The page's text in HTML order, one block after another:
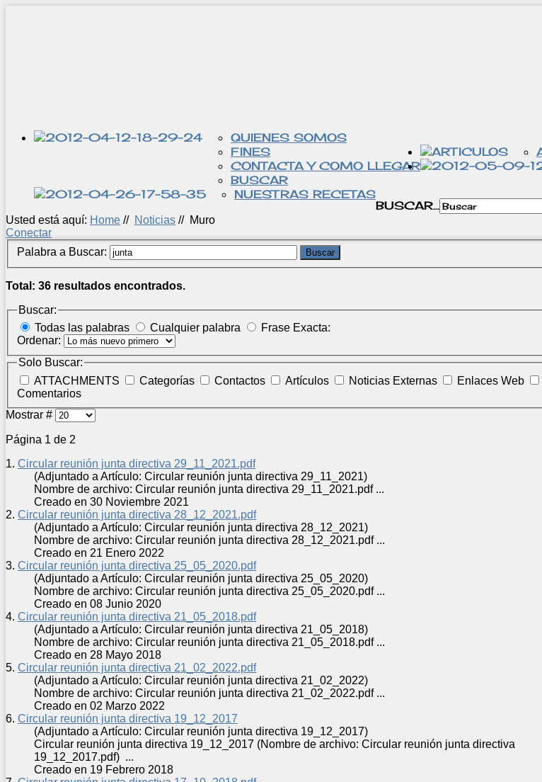
QUIENES SOMOS
FINES
CONTACTA Y COMO LLEGAR
BUSCAR
NUESTRAS RECETAS
BUSCAR...
Usted está aquí: Home // Noticias // Muro
Conectar
Palabra a Buscar:
Buscar
Total: 36 resultados encontrados.
Buscar:
Todas las palabras
Cualquier palabra
Frase Exacta:
Ordenar:
Solo Buscar:
ATTACHMENTS
Categorías Contactos Artículos Noticias Externas
Enlaces Web
Comentarios
Mostrar #
Página 1 de 2
1. Circular reunión junta directiva 29_11_2021.pdf
(Adjuntado a Artículo: Circular reunión junta directiva 29_11_2021)
Nombre de archivo: Circular reunión junta directiva 29_11_2021.pdf ...
Creado en 30 Noviembre 2021
2. Circular reunión junta directiva 28_12_2021.pdf
(Adjuntado a Artículo: Circular reunión junta directiva 28_12_2021)
Nombre de archivo: Circular reunión junta directiva 28_12_2021.pdf ...
Creado en 21 Enero 2022
3. Circular reunión junta directiva 25_05_2020.pdf
(Adjuntado a Artículo: Circular reunión junta directiva 25_05_2020)
Nombre de archivo: Circular reunión junta directiva 25_05_2020.pdf ...
Creado en 08 Junio 2020
4. Circular reunión junta directiva 21_05_2018.pdf
(Adjuntado a Artículo: Circular reunión junta directiva 21_05_2018)
Nombre de archivo: Circular reunión junta directiva 21_05_2018.pdf ...
Creado en 28 Mayo 2018
5. Circular reunión junta directiva 21_02_2022.pdf
(Adjuntado a Artículo: Circular reunión junta directiva 21_02_2022)
Nombre de archivo: Circular reunión junta directiva 21_02_2022.pdf ...
Creado en 02 Marzo 2022
6. Circular reunión junta directiva 19_12_2017
(Adjuntado a Artículo: Circular reunión junta directiva 19_12_2017)
Circular reunión junta directiva 19_12_2017 (Nombre de archivo: Circular reunión junta directiva
19_12_2017.pdf) ...
Creado en 19 Febrero 2018